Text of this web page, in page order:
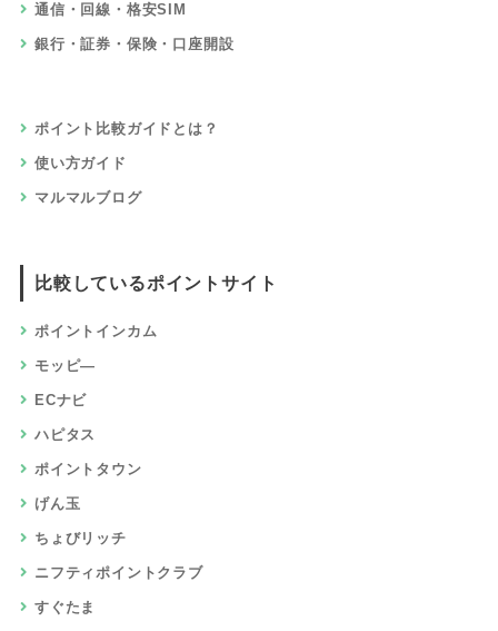
通信・回線・格安SIM
銀行・証券・保険・口座開設
ポイント比較ガイドとは？
使い方ガイド
マルマルブログ
比較しているポイントサイト
ポイントインカム
モッピ―
ECナビ
ハピタス
ポイントタウン
げん玉
ちょびリッチ
ニフティポイントクラブ
すぐたま